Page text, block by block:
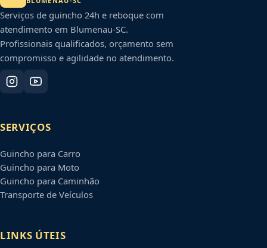
Serviços de guincho 24h e reboque com
atendimento em Blumenau-SC.
Profissionais qualificados, orçamento sem
compromisso e agilidade no atendimento.
SERVIÇOS
Guincho para Carro
Guincho para Moto
Guincho para Caminhão
Transporte de Veículos
LINKS ÚTEIS